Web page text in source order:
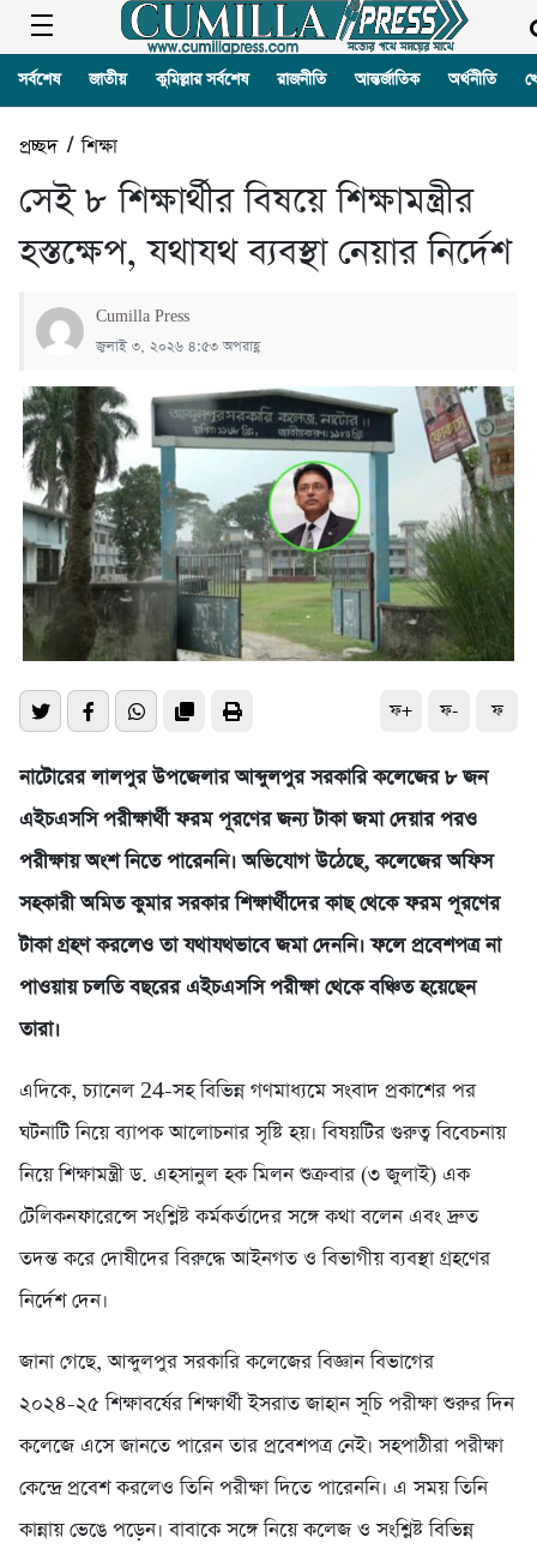
সর্বশেষ জাতীয় কুমিল্লার সর্বশেষ রাজনীতি আন্তর্জাতিক অর্থনীতি
প্রচ্ছদ/শিক্ষা
সেই ৮ শিক্ষার্থীর বিষয়ে শিক্ষামন্ত্রীর
হস্তক্ষেপ, যথাযথ ব্যবস্থা নেয়ার নির্দেশ
Cumilla Press
জুলাই ৩, ২০২৬ ৪:৫৩ অপরাহ্ণ
ফ+ ফ- ফ
নাটোরের লালপুর উপজেলার আব্দুলপুর সরকারি কলেজের ৮ জন
এইচএসসি পরীক্ষার্থী ফরম পূরণের জন্য টাকা জমা দেয়ার পরও
পরীক্ষায় অংশ নিতে পারেননি। অভিযোগ উঠেছে, কলেজের অফিস
সহকারী অমিত কুমার সরকার শিক্ষার্থীদের কাছ থেকে ফরম পূরণের
টাকা গ্রহণ করলেও তা যথাযথভাবে জমা দেননি। ফলে প্রবেশপত্র না
পাওয়ায় চলতি বছরের এইচএসসি পরীক্ষা থেকে বঞ্চিত হয়েছেন
তারা।
এদিকে, চ্যানেল 24-সহ বিভিন্ন গণমাধ্যমে সংবাদ প্রকাশের পর
ঘটনাটি নিয়ে ব্যাপক আলোচনার সৃষ্টি হয়। বিষয়টির গুরুত্ব বিবেচনায়
নিয়ে শিক্ষামন্ত্রী ড. এহসানুল হক মিলন শুক্রবার (৩ জুলাই) এক
টেলিকনফারেন্সে সংশ্লিষ্ট কর্মকর্তাদের সঙ্গে কথা বলেন এবং দ্রুত
তদন্ত করে দোষীদের বিরুদ্ধে আইনগত ও বিভাগীয় ব্যবস্থা গ্রহণের
নির্দেশ দেন।
জানা গেছে, আব্দুলপুর সরকারি কলেজের বিজ্ঞান বিভাগের
২০২৪-২৫ শিক্ষাবর্ষের শিক্ষার্থী ইসরাত জাহান সূচি পরীক্ষা শুরুর দিন
কলেজে এসে জানতে পারেন তার প্রবেশপত্র নেই। সহপাঠীরা পরীক্ষা
কেন্দ্রে প্রবেশ করলেও তিনি পরীক্ষা দিতে পারেননি। এ সময় তিনি
কান্নায় ভেঙে পড়েন। বাবাকে সঙ্গে নিয়ে কলেজ ও সংশ্লিষ্ট বিভিন্ন